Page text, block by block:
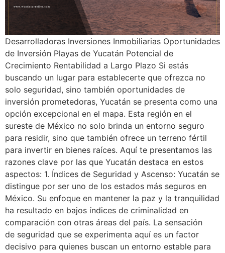
Desarrolladoras Inversiones Inmobiliarias Oportunidades
de Inversión Playas de Yucatán Potencial de
Crecimiento Rentabilidad a Largo Plazo Si estás
buscando un lugar para establecerte que ofrezca no
solo seguridad, sino también oportunidades de
inversión prometedoras, Yucatán se presenta como una
opción excepcional en el mapa. Esta región en el
sureste de México no solo brinda un entorno seguro
para residir, sino que también ofrece un terreno fértil
para invertir en bienes raíces. Aquí te presentamos las
razones clave por las que Yucatán destaca en estos
aspectos: 1. Índices de Seguridad y Ascenso: Yucatán se
distingue por ser uno de los estados más seguros en
México. Su enfoque en mantener la paz y la tranquilidad
ha resultado en bajos índices de criminalidad en
comparación con otras áreas del país. La sensación
de seguridad que se experimenta aquí es un factor
decisivo para quienes buscan un entorno estable para